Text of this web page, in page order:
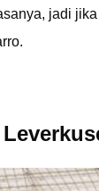
jadi